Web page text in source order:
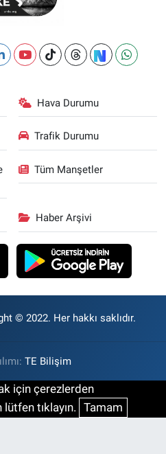
Hava Durumu
Trafik Durumu
Tüm Manşetler
Haber Arşivi
© 2022. Her hakkı saklıdır.
TE Bilişim
için çerezlerden
tıklayın. Tamam